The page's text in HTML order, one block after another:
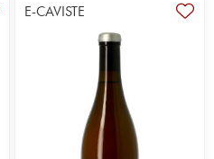
E-CAVISTE